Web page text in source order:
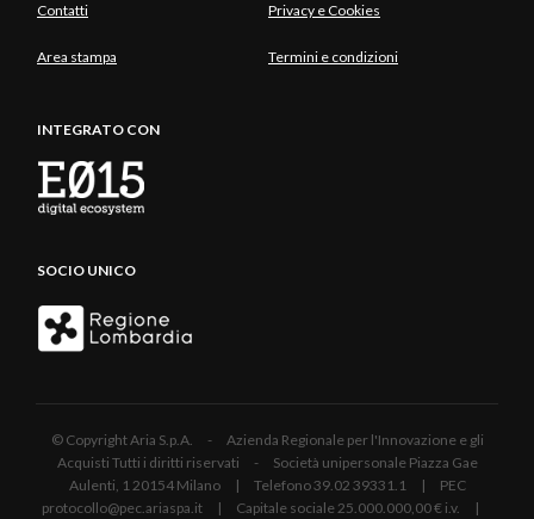
Contatti Privacy e Cookies
Area stampa Termini e condizioni
INTEGRATO CON
SOCIO UNICO
© Copyright Aria S.p.A. - Azienda Regionale per l'Innovazione e gli
Acquisti Tutti i diritti riservati - Società unipersonale Piazza Gae
Aulenti, 1 20154 Milano | Telefono 39.02 39331.1 | PEC
protocollo@pec.ariaspa.it | Capitale sociale 25.000.000,00 € i.v. |